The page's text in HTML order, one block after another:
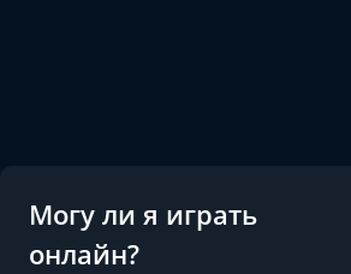
Могу ли я играть
онлайн?